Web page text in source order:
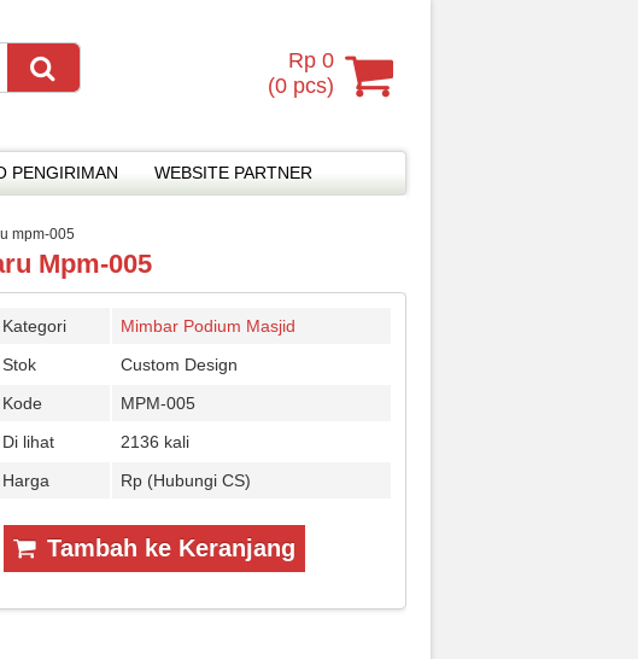
Rp 0
(0 pcs)
PENGIRIMAN WEBSITE PARTNER
mpm-005
Mpm-005
Kategori
Mimbar Podium Masjid
Stok
Custom Design
Kode
MPM-005
Di lihat
2136 kali
Harga
Rp (Hubungi CS)
Tambah ke Keranjang